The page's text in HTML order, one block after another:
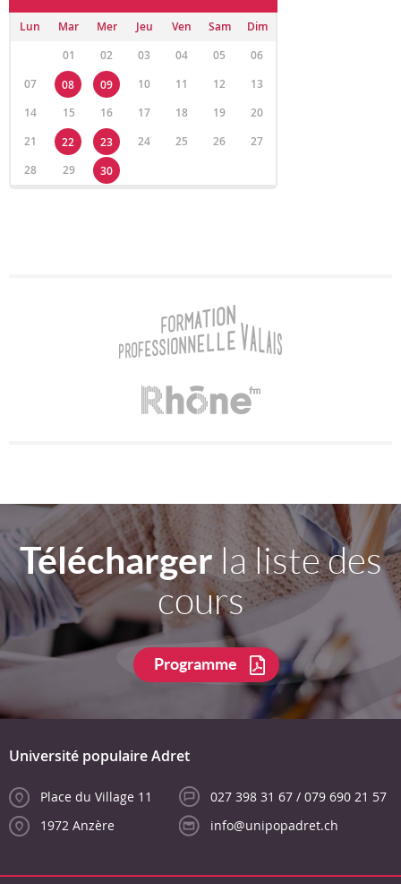
Lun Mar Mer Jeu Ven Sam
Dim
01
02 03 04 05
06
07
08 09 10 11 12
13
14
15 16 17 18 19
20
21
22 23 24 25 26
27
28
29 30
Téléchargerla liste des
cours
Programme
Université populaire Adret
Place du Village 11
1972 Anzère
027 398 31 67 / 079 690 21 57
info@unipopadret.ch